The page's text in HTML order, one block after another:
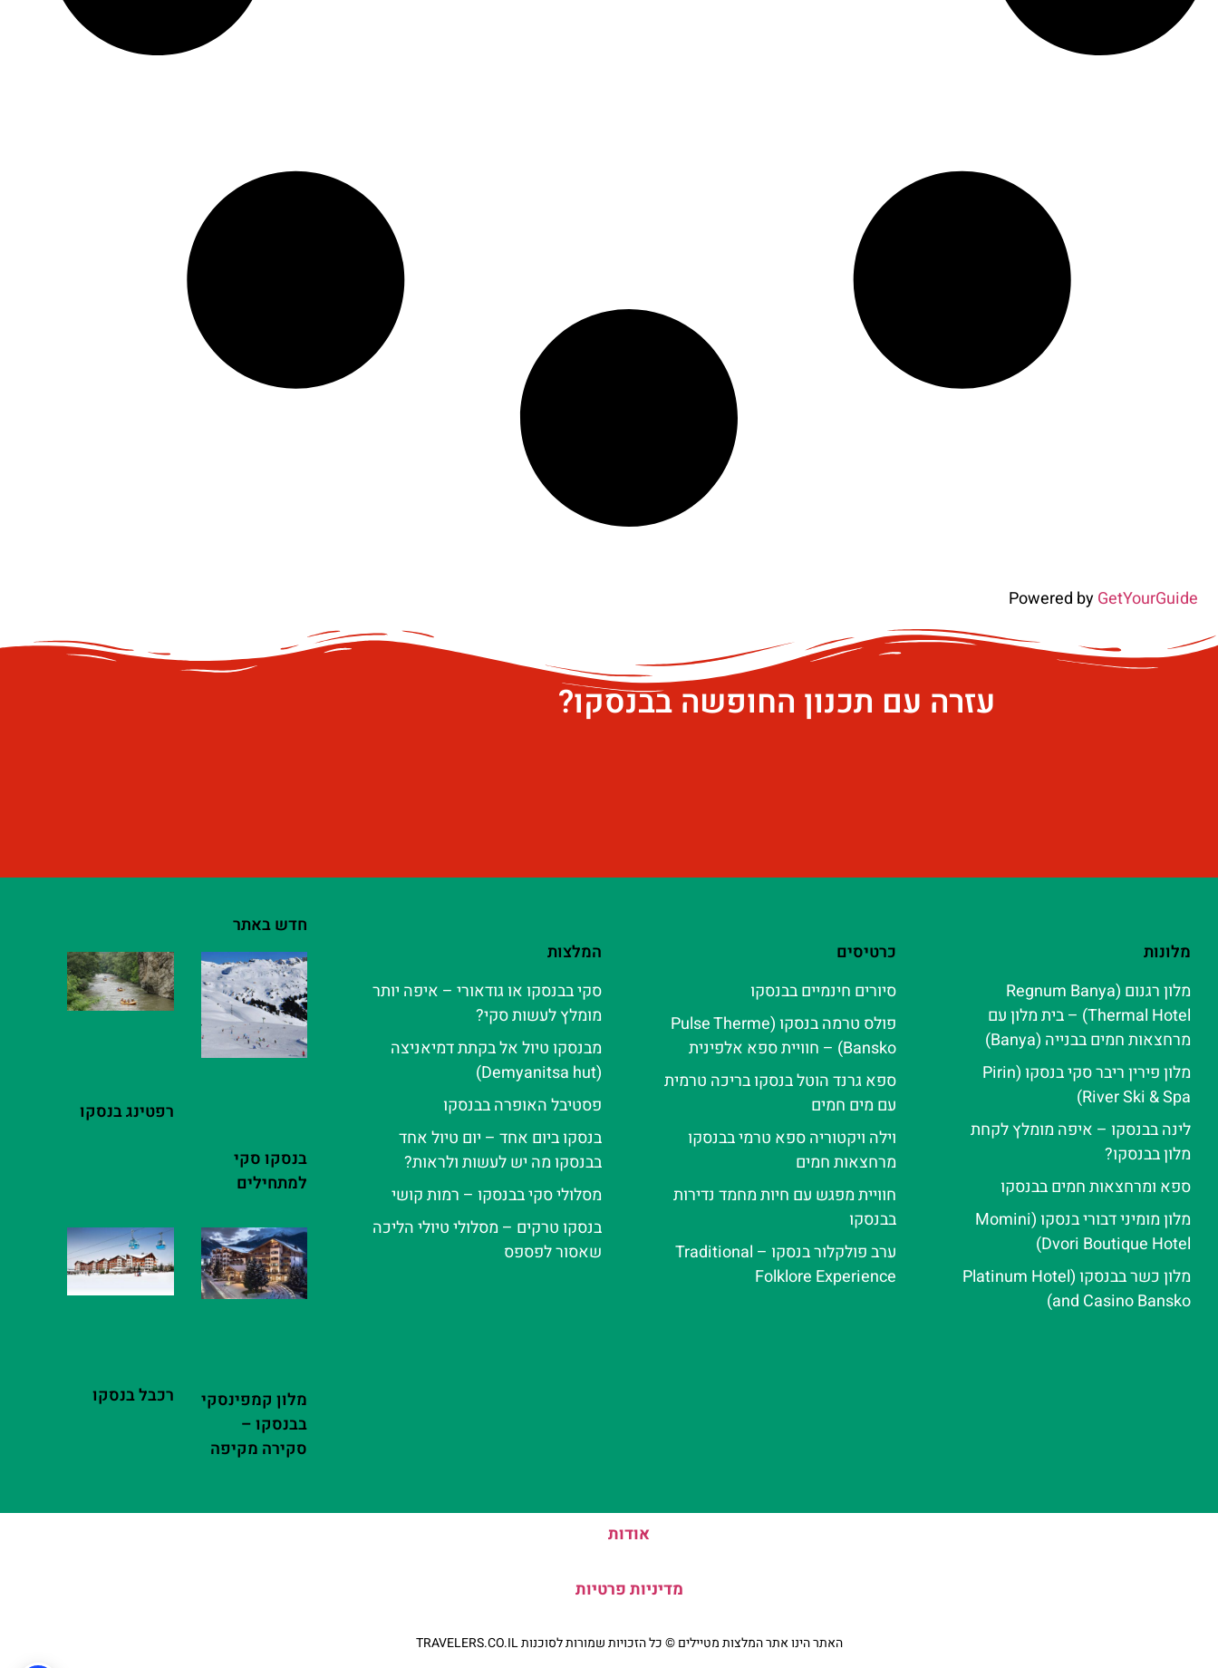
Powered byGetYourGuide
עזרה עם תכנון החופשה בבנסקו?
מלונות
מלון רגנום (Regnum Banya
Thermal Hotel) – בית מלון עם
מרחצאות חמים בבנייה (Banya)
מלון פירין ריבר סקי בנסקו (Pirin
River Ski & Spa‬)
לינה בבנסקו – איפה מומלץ לקחת
מלון בבנסקו?
ספא ומרחצאות חמים בבנסקו
מלון מומיני דבורי בנסקו (Momini
Dvori Boutique Hotel)
מלון כשר בבנסקו (Platinum Hotel
and Casino Bansko)
כרטיסים
סיורים חינמיים בבנסקו
פולס טרמה בנסקו (Pulse Therme
Bansko) – חוויית ספא אלפינית
ספא גרנד הוטל בנסקו בריכה טרמית
עם מים חמים
וילה ויקטוריה ספא טרמי בבנסקו
מרחצאות חמים
חוויית מפגש עם חיות מחמד נדירות
בבנסקו
ערב פולקלור בנסקו – Traditional
Folklore Experience
המלצות
סקי בבנסקו או גודאורי – איפה יותר
מומלץ לעשות סקי?
מבנסקו טיול אל בקתת דמיאניצה
(Demyanitsa hut)
פסטיבל האופרה בבנסקו
בנסקו ביום אחד – יום טיול אחד
בבנסקו מה יש לעשות ולראות?
מסלולי סקי בבנסקו – רמות קושי
בנסקו טרקים – מסלולי טיולי הליכה
שאסור לפספס
חדש באתר
בנסקו סקי
למתחילים
רפטינג בנסקו
מלון קמפינסקי
בבנסקו –
סקירה מקיפה
רכבל בנסקו
אודות
מדיניות פרטיות
האתר הינו אתר המלצות מטיילים © כל הזכויות שמורות לסוכנות TRAVELERS.CO.IL